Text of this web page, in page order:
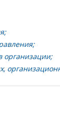
организации;